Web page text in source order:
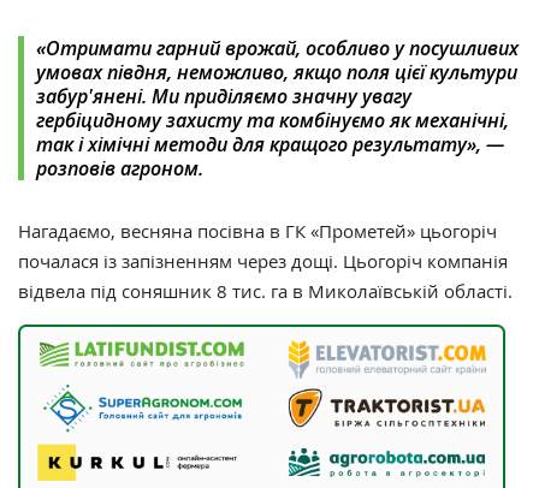
«Отримати гарний врожай, особливо у посушливих
умовах півдня, неможливо, якщо поля цієї культури
забур'янені. Ми приділяємо значну увагу
гербіцидному захисту та комбінуємо як механічні,
так і хімічні методи для кращого результату», —
розповів агроном.
Нагадаємо, весняна посівна в ГК «Прометей» цьогоріч
почалася із запізненням через дощі. Цьогоріч компанія
відвела під соняшник 8 тис. га в Миколаївській області.